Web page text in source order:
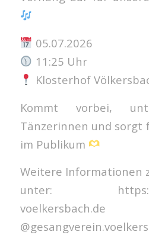
05.07.2026
11:25 Uhr
Klosterhof
Kommt vorbei,
Tänzerinnen und sorgt
im Publikum
Weitere Informationen
unter: https://